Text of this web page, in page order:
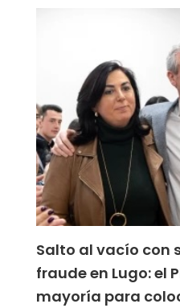
Salto al vacío con
fraude en Lugo: el
mayoría para